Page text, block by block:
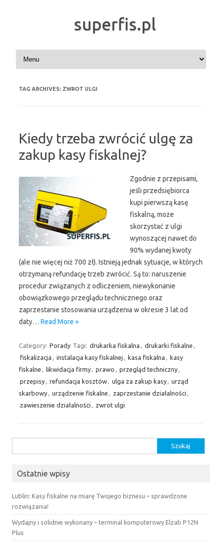
superfis.pl
Skip to content
TAG ARCHIVES: ZWROT ULGI
Kiedy trzeba zwrócić ulgę za
zakup kasy fiskalnej?
Zgodnie z przepisami,
jeśli przedsiębiorca
kupi pierwszą kasę
fiskalną, może
skorzystać z ulgi
wynoszącej nawet do
90% wydanej kwoty
(ale nie więcej niż 700 zł). Istnieją jednak sytuacje, w których
otrzymaną refundację trzeb zwrócić. Są to: naruszenie
procedur związanych z odliczeniem, niewykonanie
obowiązkowego przeglądu technicznego oraz
zaprzestanie stosowania urządzenia w okresie 3 lat od
daty… Read More »
Category: Porady Tagi: drukarka fiskalna , drukarki fiskalne ,
fiskalizacja , instalacja kasy fiskalnej , kasa fiskalna , kasy
fiskalne , likwidacja firmy, prawo , przegląd techniczny,
przepisy, refundacja kosztów, ulga za zakup kasy, urząd
skarbowy, urządzenie fiskalne , zaprzestanie działalności ,
zawieszenie działalności , zwrot ulgi
Ostatnie wpisy
Lublin: Kasy fiskalne na miarę Twojego biznesu – sprawdzone
rozwiązania!
Wydajny i solidnie wykonany – terminal komputerowy Elzab P12N
Plus